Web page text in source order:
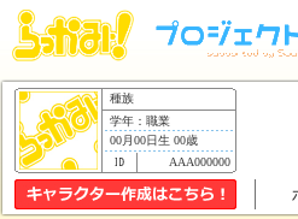
種族
学年：職業
00月00日生 00歳
AAA000000